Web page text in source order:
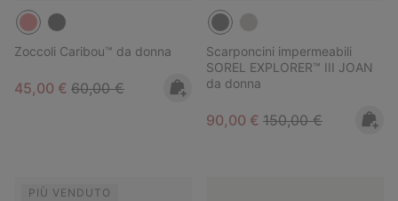
Zoccoli Caribou™ da donna
Sale price:
45,00 € Regular price:
60,00 €
Scarponcini impermeabili
SOREL EXPLORER™ III JOAN
da donna
Sale price:
90,00 € Regular price:
150,00 €
PIÙ VENDUTO